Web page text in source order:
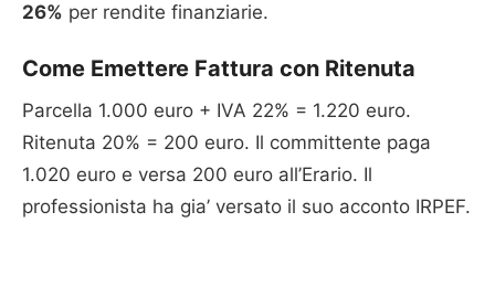
26% per rendite finanziarie.
Come Emettere Fattura con Ritenuta
Parcella 1.000 euro + IVA 22% = 1.220 euro.
Ritenuta 20% = 200 euro. Il committente paga
1.020 euro e versa 200 euro all’Erario. Il
professionista ha gia’ versato il suo acconto IRPEF.